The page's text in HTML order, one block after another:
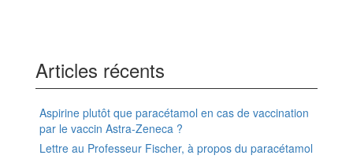
Articles récents
Aspirine plutôt que paracétamol en cas de vaccination
par le vaccin Astra-Zeneca ?
Lettre au Professeur Fischer, à propos du paracétamol